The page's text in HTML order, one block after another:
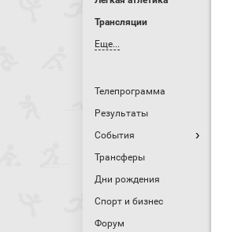
Трансляции
Еще...
Телепрограмма
Результаты
События
Трансферы
Дни рождения
Спорт и бизнес
Форум